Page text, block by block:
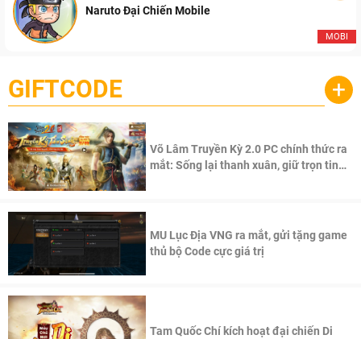
MOBI
Naruto Đại Chiến Mobile
GIFTCODE +
Võ Lâm Truyền Kỳ 2.0 PC chính thức ra
mắt: Sống lại thanh xuân, giữ trọn tinh
MU Lục Địa VNG ra mắt, gửi tặng game
thủ bộ Code cực giá trị
Tam Quốc Chí kích hoạt đại chiến Di